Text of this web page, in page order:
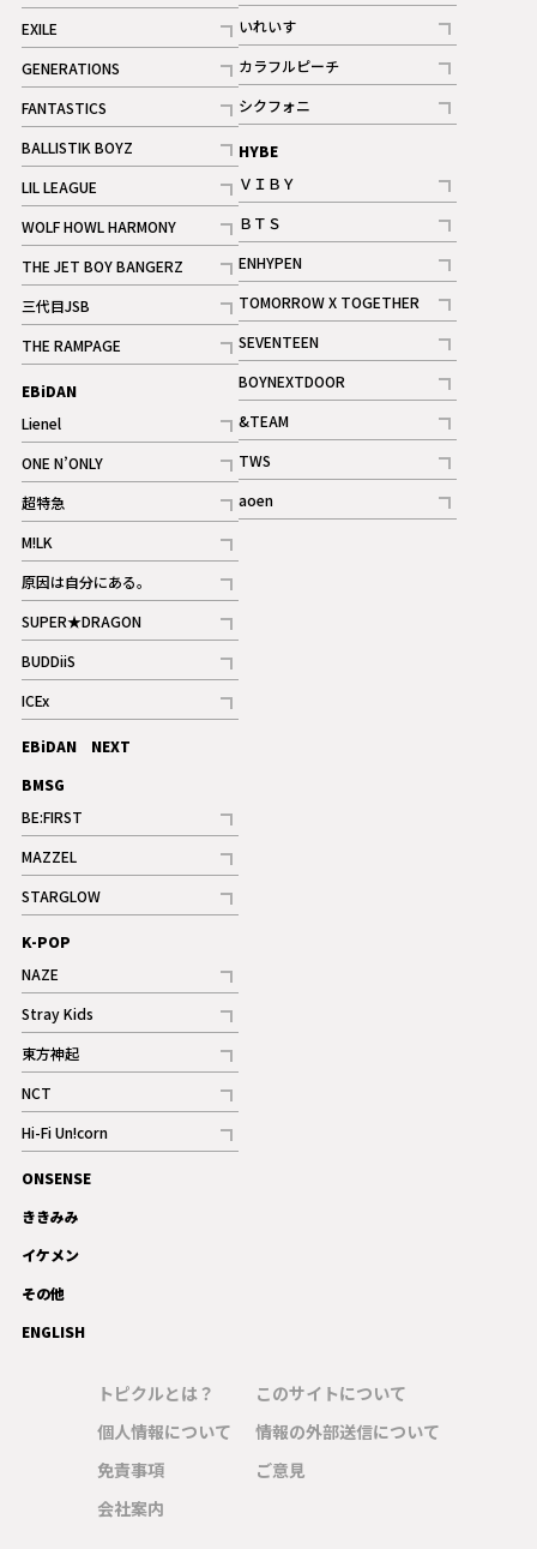
記事
EXILE
記事
GENERATIONS
記事
FANTASTICS
記事
BALLISTIK BOYZ
記事
LIL LEAGUE
記事
WOLF HOWL HARMONY
記事
THE JET BOY BANGERZ
記事
三代目JSB
記事
THE RAMPAGE
記事
ギャラリー
EBiDAN
Lienel
記事
ONE N’ONLY
記事
超特急
記事
M!LK
記事
原因は自分にある。
記事
SUPER★DRAGON
記事
BUDDiiS
記事
ICEx
記事
EBiDAN NEXT
BMSG
BE:FIRST
記事
ギャラリー
MAZZEL
記事
ギャラリー
STARGLOW
記事
記事
ギャラリー
いれいす
記事
ギャラリー
カラフルピーチ
記事
シクフォニ
記事
HYBE
ＶＩＢＹ
記事
ＢＴＳ
記事
ENHYPEN
記事
TOMORROW X TOGETHER
記事
ギャラリー
SEVENTEEN
記事
BOYNEXTDOOR
記事
&TEAM
記事
TWS
記事
aoen
記事
K-POP
NAZE
記事
Stray Kids
記事
東方神起
記事
NCT
記事
Hi-Fi Un!corn
記事
ギャラリー
ONSENSE
ききみみ
イケメン
その他
ENGLISH
トピクルとは？
個人情報について
免責事項
会社案内
このサイトについて
情報の外部送信について
ご意見